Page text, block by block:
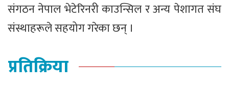
संगठन नेपाल भेटेरिनरी काउन्सिल र अन्य पेशागत संघ
संस्थाहरूले सहयोग गरेका छन् ।
प्रतिक्रिया